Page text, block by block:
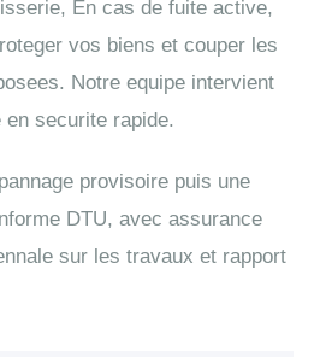
En cas de fuite active,
vos biens et couper les
Notre equipe intervient
en securite rapide.
provisoire puis une
DTU, avec assurance
sur les travaux et rapport